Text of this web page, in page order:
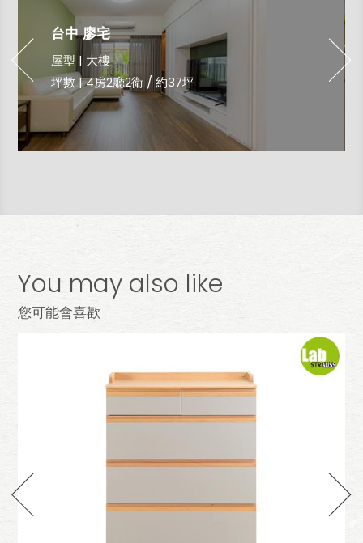
台中 廖宅
屋型 | 大樓
坪數 | 4房2廳2衛 ∕ 約37坪
You may also like
您可能會喜歡